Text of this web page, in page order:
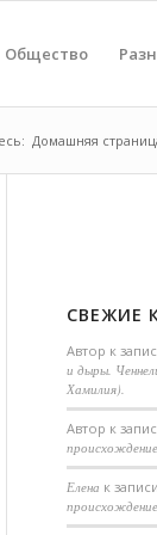
Общество
Домашняя
СВЕЖИЕ
Автор к
и дыры.
Хамилия).
Aвтор к
Елена к